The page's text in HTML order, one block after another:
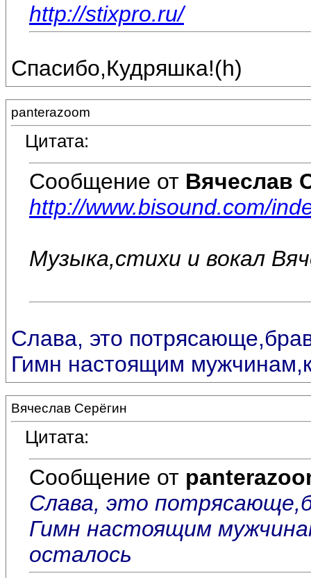
http://stixpro.ru/
Спасибо,Кудряшка!(h)
panterazoom
Цитата:
Сообщение от Вячеслав
http://www.bisound.com/
Музыка,стихи и вокал
Слава, это
Гимн настоящим
Вячеслав Серёгин
Цитата:
Сообщение от
Слава, это
Гимн настоящим
осталось